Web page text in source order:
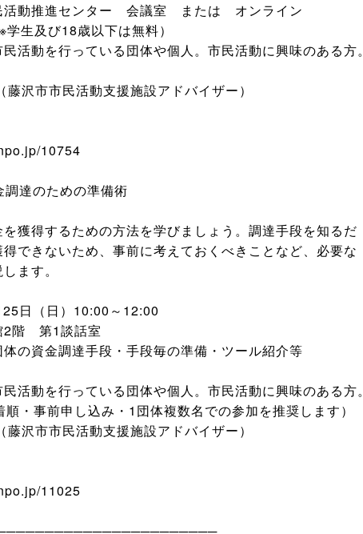
動推進センター 会議室 または オンライン
生及び18歳以下は無料）
活動を行っている団体や個人。市民活動に興味のある方。
市市民活動支援施設アドバイザー）
10754
達のための準備術
獲得するための方法を学びましょう。調達手段を知るだ
できないため、事前に考えておくべきことなど、必要な
ます。
日（日）10:00～12:00
階 第1談話室
の資金調達手段・手段毎の準備・ツール紹介等
活動を行っている団体や個人。市民活動に興味のある方。
・事前申し込み・1団体複数名での参加を推奨します）
市市民活動支援施設アドバイザー）
11025